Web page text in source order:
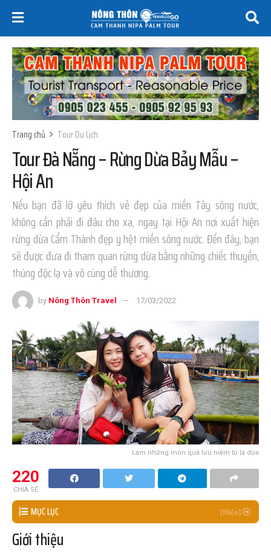
Trang chủ Tour Du Lịch
Tour Đà Nẵng – Rừng Dừa Bảy Mẫu –
Hội An
Nếu bạn đã lỡ yêu thích vẻ đẹp của miền Tây sông nước,
không cần phải đi đâu cho xa, ngay tại Hội An nơi xuất hiện
rừng dừa Cẩm Thành đẹp y hệt miền sông nước. Đến đây, bạn
sẽ được đưa đi tham quan rừng dừa bằng những chiếc thuyền,
thúng độc lạ và vô cùng dễ thương.
by Nông Thôn Travel 17/03/2022
Làm những món quà lưu niệm từ lá dừa
220
CHIA SẺ
MỤC LỤC
Giới thiệu